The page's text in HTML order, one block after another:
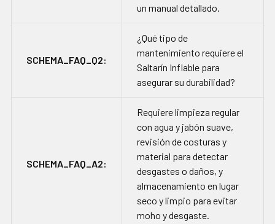
un manual detallado.
SCHEMA_FAQ_Q2:
¿Qué tipo de
mantenimiento requiere el
Saltarín Inflable para
asegurar su durabilidad?
SCHEMA_FAQ_A2:
Requiere limpieza regular
con agua y jabón suave,
revisión de costuras y
material para detectar
desgastes o daños, y
almacenamiento en lugar
seco y limpio para evitar
moho y desgaste.